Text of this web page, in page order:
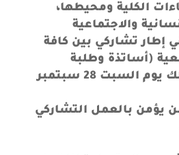
الكلية ومحيطها،
والاجتماعية
إطار تشاركي بين كافة
(أساتذة وطلبة
وموظفين وعملة) وذلك يوم السبت 28 سبتمبر
يؤمن بالعمل التشاركي